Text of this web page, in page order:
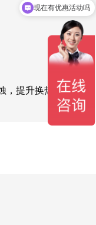
提升换热效率。过
立即报价